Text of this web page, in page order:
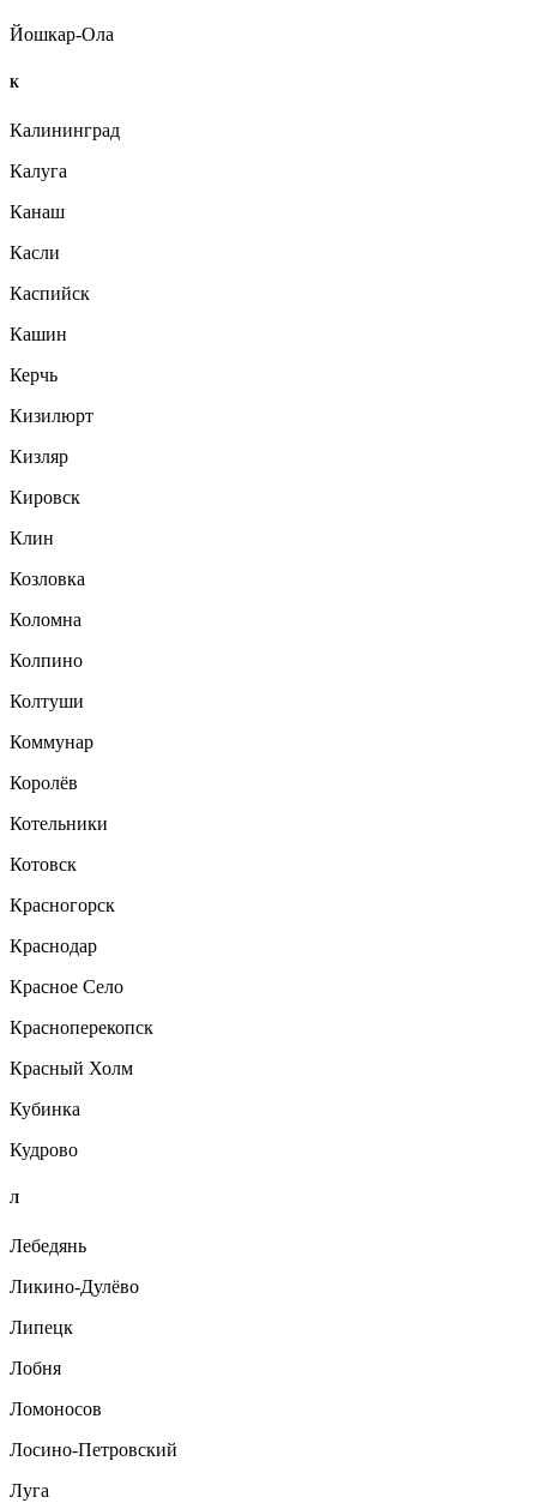
Йошкар-Ола
К
Калининград
Калуга
Канаш
Касли
Каспийск
Кашин
Керчь
Кизилюрт
Кизляр
Кировск
Клин
Козловка
Коломна
Колпино
Колтуши
Коммунар
Королёв
Котельники
Котовск
Красногорск
Краснодар
Красное Село
Красноперекопск
Красный Холм
Кубинка
Кудрово
Л
Лебедянь
Ликино-Дулёво
Липецк
Лобня
Ломоносов
Лосино-Петровский
Луга